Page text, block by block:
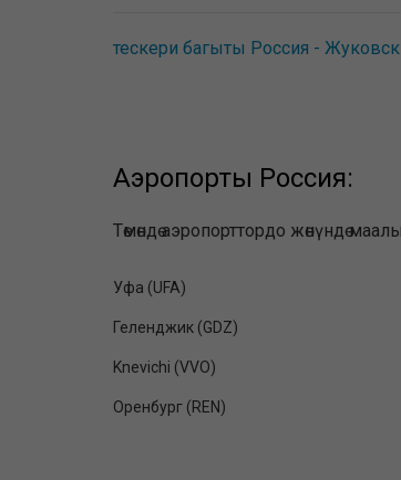
тескери багыты Россия -
Аэропорты Россия:
Төмөндө аэропорттордо жөнүндө
Уфа (UFA)
Геленджик (GDZ)
Knevichi (VVO)
Оренбург (REN)